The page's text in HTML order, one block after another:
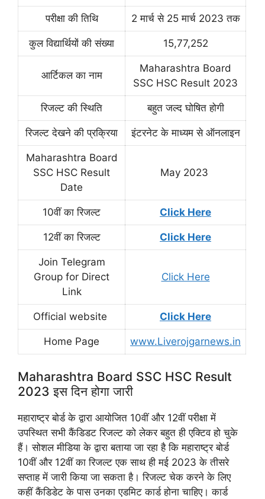
परीक्षा की तिथि 2 मार्च से 25 मार्च 2023 तक
कुल विद्यार्थियों की संख्या 15,77,252
आर्टिकल का नाम
Maharashtra Board
SSC HSC Result 2023
रिजल्ट की स्थिति बहुत जल्द घोषित होगी
रिजल्ट देखने की प्रक्रिया इंटरनेट के माध्यम से ऑनलाइन
Maharashtra Board
SSC HSC Result
Date
May 2023
10वीं का रिजल्ट Click Here
12वीं का रिजल्ट Click Here
Join Telegram
Group for Direct
Link
Click Here
Official website Click Here
Home Page www.Liverojgarnews.in
Maharashtra Board SSC HSC Result
2023 इस दिन होगा जारी
महाराष्ट्र बोर्ड के द्वारा आयोजित 10वीं और 12वीं परीक्षा में
उपस्थित सभी कैंडिडट रिजल्ट को लेकर बहुत ही एक्टिव हो चुके
हैं। सोशल मीडिया के द्वारा बताया जा रहा है कि महाराष्ट्र बोर्ड
10वीं और 12वीं का रिजल्ट एक साथ ही मई 2023 के तीसरे
सप्ताह में जारी किया जा सकता है। रिजल्ट चेक करने के लिए
कहीं कैंडिडेट के पास उनका एडमिट कार्ड होना चाहिए। कार्ड